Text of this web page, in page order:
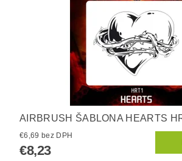
AIRBRUSH ŠABLONA HEARTS
€6,69 bez DPH
€8,23